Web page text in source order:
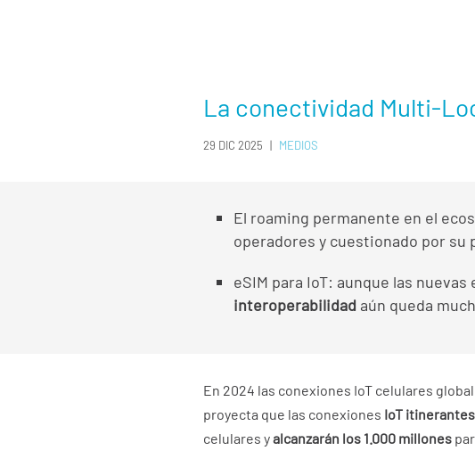
La conectividad Multi-
29 DIC 2025 | MEDIOS
El roaming permanente en el
operadores y cuestionado por
eSIM para IoT: aunque las
interoperabilidadaún queda
En 2024 las conexiones IoT celulares
proyecta que las conexiones IoT itinerantes
celulares yalcanzarán los 1.000 millones